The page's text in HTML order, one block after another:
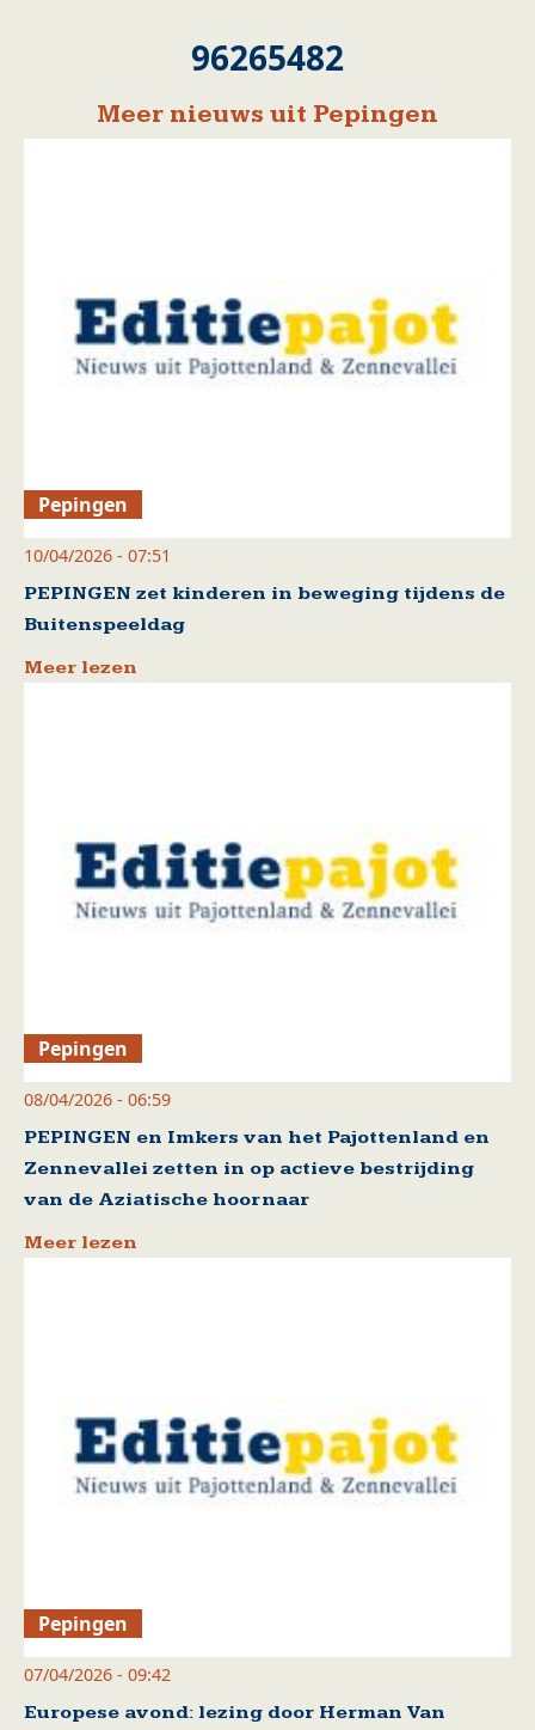
96265482
Meer nieuws uit Pepingen
Pepingen
10/04/2026 - 07:51
PEPINGEN zet kinderen in beweging tijdens de
Buitenspeeldag
Meer lezen
Pepingen
08/04/2026 - 06:59
PEPINGEN en Imkers van het Pajottenland en
Zennevallei zetten in op actieve bestrijding
van de Aziatische hoornaar
Meer lezen
Pepingen
07/04/2026 - 09:42
Europese avond: lezing door Herman Van